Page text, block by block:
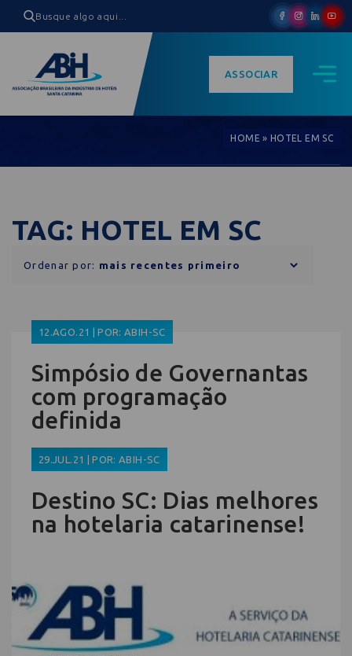
ASSOCIAR
HOME »HOTEL EM SC
TAG: HOTEL EM SC
Ordenar por:
12.AGO.21 | POR: ABIH-SC
Simpósio de Governantas
com programação
definida
29.JUL.21 | POR: ABIH-SC
Destino SC: Dias melhores
na hotelaria catarinense!